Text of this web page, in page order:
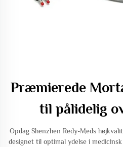
Præmierede
til pålidelig
Opdag Shenzhen Redy-Meds
designet til optimal ydelse i